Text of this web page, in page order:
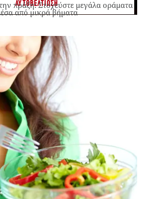
ΑΥΤΟΒΕΛΤΙΩΣΗ
πράξη: Στοχεύστε μεγάλα οράματα
από μικρά βήματα